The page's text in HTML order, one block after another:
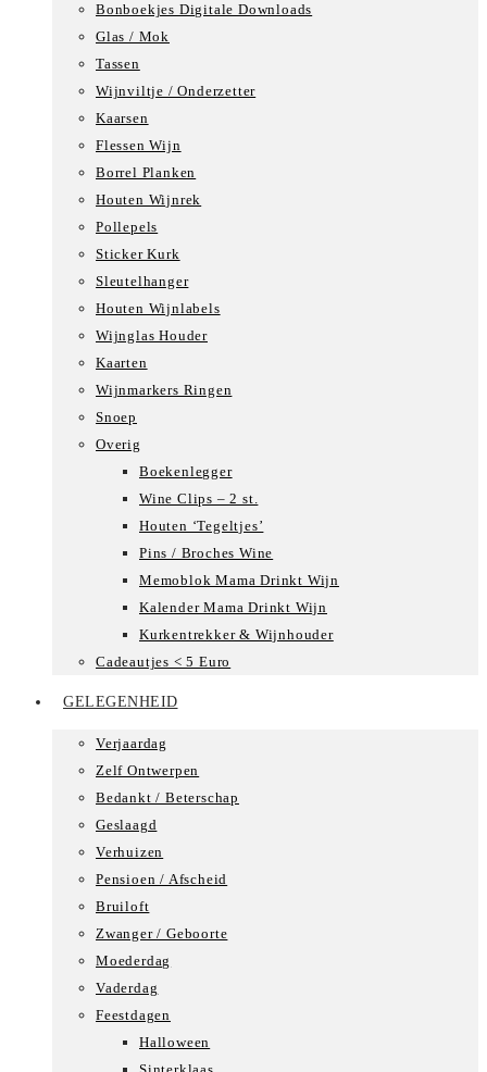
Bonboekjes Digitale Downloads
Glas / Mok
Tassen
Wijnviltje / Onderzetter
Kaarsen
Flessen Wijn
Borrel Planken
Houten Wijnrek
Pollepels
Sticker Kurk
Sleutelhanger
Houten Wijnlabels
Wijnglas Houder
Kaarten
Wijnmarkers Ringen
Snoep
Overig
Boekenlegger
Wine Clips – 2 st.
Houten ‘Tegeltjes’
Pins / Broches Wine
Memoblok Mama Drinkt Wijn
Kalender Mama Drinkt Wijn
Kurkentrekker & Wijnhouder
Cadeautjes < 5 Euro
GELEGENHEID
Verjaardag
Zelf Ontwerpen
Bedankt / Beterschap
Geslaagd
Verhuizen
Pensioen / Afscheid
Bruiloft
Zwanger / Geboorte
Moederdag
Vaderdag
Feestdagen
Halloween